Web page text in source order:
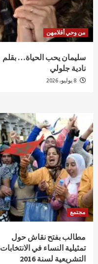
من وحي أقلامهن
سليمان يحب الحياة… بقلم
نادية جلولي
مجتمع
مطالب بفتح نقاش حول
تمثيلية النساء في الانتخابات
التشريعية لسنة 2016